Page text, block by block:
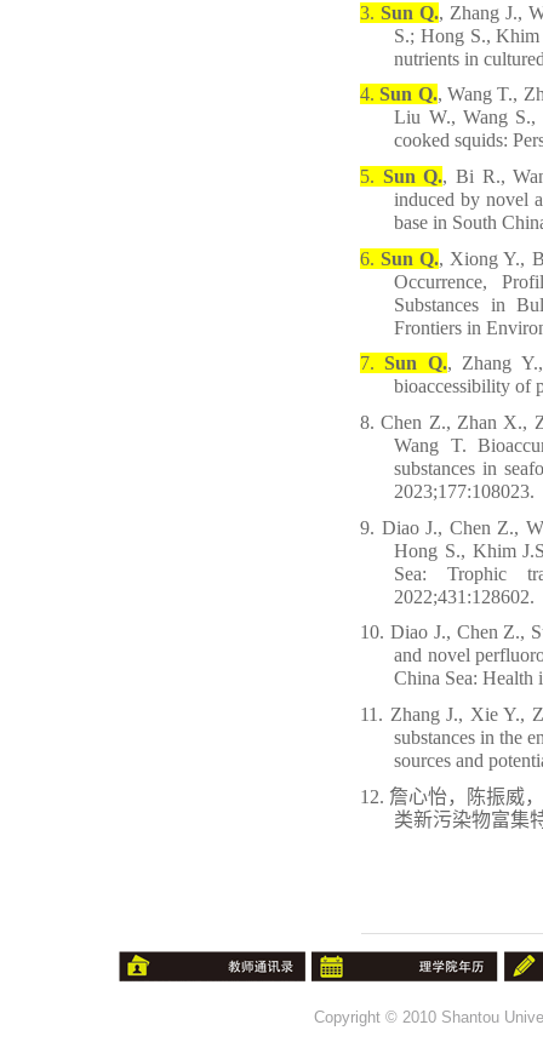
3. Sun Q., Zhang J.,
S.; Hong S., Khim
nutrients in
4. Sun Q., Wang T.,
Liu W., Wang S.,
cooked squids:
5. Sun Q., Bi R.,
induced by novel
base in South
6. Sun Q., Xiong Y.,
Occurrence,
Substances in
Frontiers in
7. Sun Q., Zhang Y
bioaccessibility of
8.Chen Z., Zhan X.,
Wang T.
substances in
2023;177:108023.
9. Diao J., Chen Z.,
Hong S., Khim
Sea: Trophic
2022;431:128602.
10. Diao J., Chen Z.,
and novel
China Sea:
11. Zhang J., Xie Y.,
substances in the
sources and
12. 詹心怡，陈振威
类新污染物富集
Copyright © 2010 Shantou